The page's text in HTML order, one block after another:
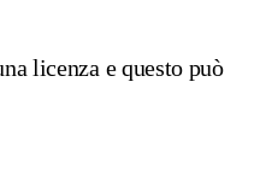
licenza e questo può